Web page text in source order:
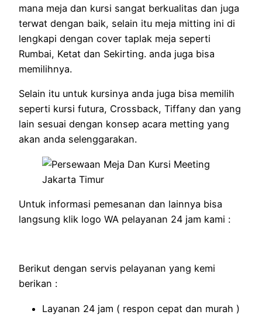
mana meja dan kursi sangat berkualitas dan juga
terwat dengan baik, selain itu meja mitting ini di
lengkapi dengan cover taplak meja seperti
Rumbai, Ketat dan Sekirting. anda juga bisa
memilihnya.
Selain itu untuk kursinya anda juga bisa memilih
seperti kursi futura, Crossback, Tiffany dan yang
lain sesuai dengan konsep acara metting yang
akan anda selenggarakan.
Untuk informasi pemesanan dan lainnya bisa
langsung klik logo WA pelayanan 24 jam kami :
Berikut dengan servis pelayanan yang kemi
berikan :
Layanan 24 jam ( respon cepat dan murah )